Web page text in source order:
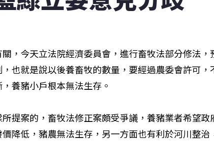
，今天立法院經濟委員會，進行畜牧法部分修法，
也就是說以後養畜牧的數量，要經過農委會許可，
養豬小戶根本無法生存。
提案的，畜牧法修正案頗受爭議，養豬業者希望政
降低，豬農無法生存，另一方面也有利於河川整治